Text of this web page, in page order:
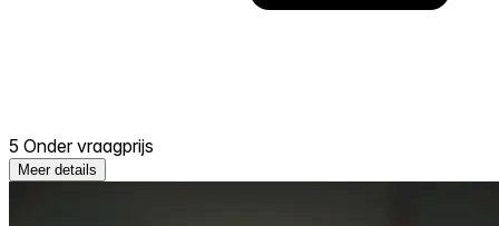
5 Onder vraagprijs
Meer details